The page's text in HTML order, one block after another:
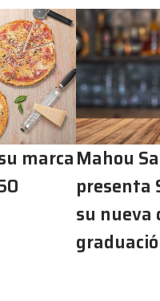
marcaMahou
presenta
su nueva